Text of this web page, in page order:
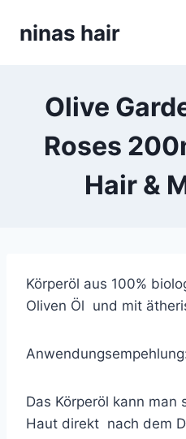
ninas hair
Olive
Roses
Hair &
Körperöl aus 100%
Oliven Öl und mit
Das Körperöl kann
Haut direkt nach dem